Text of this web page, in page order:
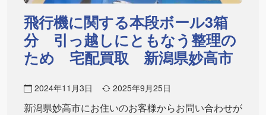
飛行機に関する本段ボール3箱
分 引っ越しにともなう整理の
ため 宅配買取 新潟県妙高市
2024年11月3日 2025年9月25日
新潟県妙高市にお住いのお客様からお問い合わせが